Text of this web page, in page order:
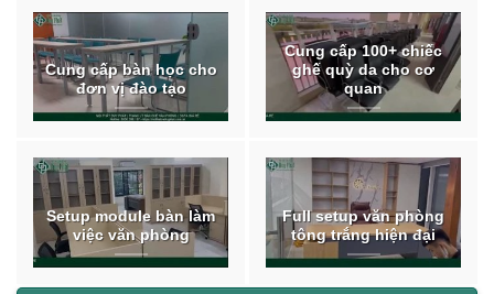
Cung cấp bàn học cho
đơn vị đào tạo
Cung cấp 100+ chiếc
ghế quỳ da cho cơ
quan
Setup module bàn làm
việc văn phòng
Full setup văn phòng
tông trắng hiện đại